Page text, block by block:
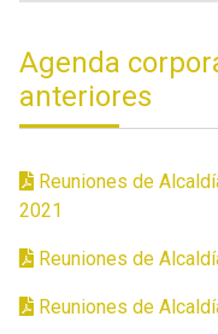
Agenda
anteriores
Reuniones de
2021
Reuniones de
Reuniones de